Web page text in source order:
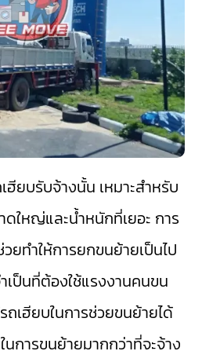
ยบรับจ้างนั้น เหมาะสำหรับ
ใหญ่และน้ำหนักที่เยอะ การ
ยทำให้การยกขนย้ายเป็นไป
เป็นที่ต้องใช้แรงงานคนขน
ถเฮียบในการช่วยขนย้ายได้
การขนย้ายมากกว่าที่จะจ้าง